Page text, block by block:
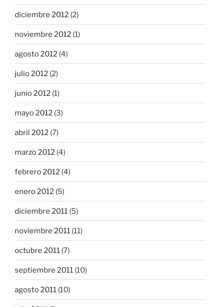
diciembre 2012 (2)
noviembre 2012 (1)
agosto 2012 (4)
julio 2012 (2)
junio 2012 (1)
mayo 2012 (3)
abril 2012 (7)
marzo 2012 (4)
febrero 2012 (4)
enero 2012 (5)
diciembre 2011 (5)
noviembre 2011 (11)
octubre 2011 (7)
septiembre 2011 (10)
agosto 2011 (10)